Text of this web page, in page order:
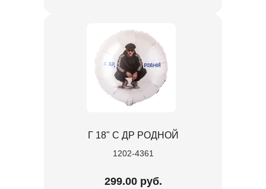
Г 18" С ДР РОДНОЙ
1202-4361
299.00 руб.